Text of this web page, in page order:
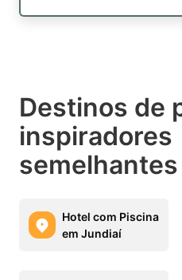
Destinos de
inspiradores
semelhantes
Hotel com Piscina
em Jundiaí